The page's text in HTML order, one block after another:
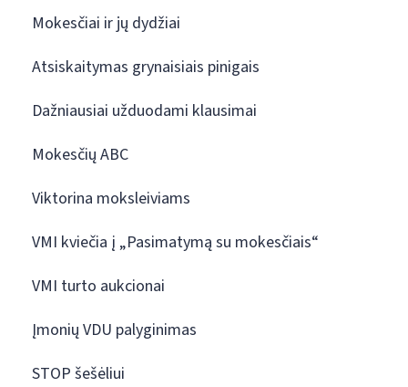
Mokesčiai ir jų dydžiai
Atsiskaitymas grynaisiais pinigais
Dažniausiai užduodami klausimai
Mokesčių ABC
Viktorina moksleiviams
VMI kviečia į „Pasimatymą su mokesčiais“
VMI turto aukcionai
Įmonių VDU palyginimas
STOP šešėliui